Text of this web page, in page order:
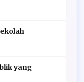
yang